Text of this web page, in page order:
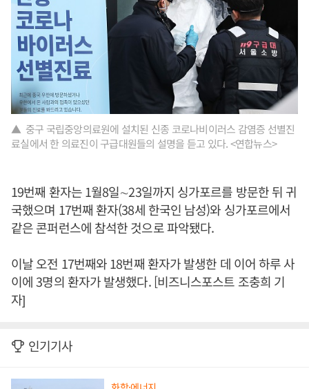
▲ 중구 국립중앙의료원에 설치된 신종 코로나비이러스 감염증 선별진
료실에서 한 의료진이 구급대원들의 설명을 듣고 있다. <연합뉴스>
19번째 환자는 1월8일∼23일까지 싱가포르를 방문한 뒤 귀
국했으며 17번째 환자(38세 한국인 남성)와 싱가포르에서
같은 콘퍼런스에 참석한 것으로 파악됐다.
이날 오전 17번째와 18번째 환자가 발생한 데 이어 하루 사
이에 3명의 환자가 발생했다. [비즈니스포스트 조충희 기
자]
인기기사